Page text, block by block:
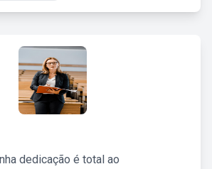
dedicação é total ao